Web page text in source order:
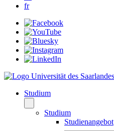
fr
Studium
Studium
Studienangebot